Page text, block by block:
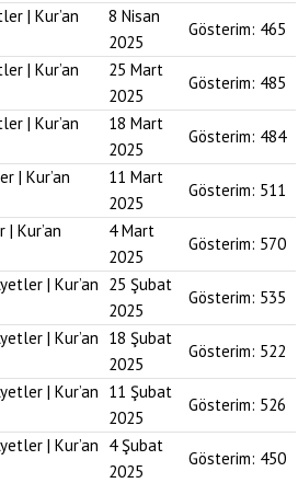
| Kur’an
8 Nisan
2025
Gösterim: 465
| Kur’an
25 Mart
2025
Gösterim: 485
| Kur’an
18 Mart
2025
Gösterim: 484
| Kur’an
11 Mart
2025
Gösterim: 511
Kur’an
4 Mart
2025
Gösterim: 570
| Kur’an 25 Şubat
2025
Gösterim: 535
| Kur’an 18 Şubat
2025
Gösterim: 522
| Kur’an 11 Şubat
2025
Gösterim: 526
| Kur’an 4 Şubat
2025
Gösterim: 450